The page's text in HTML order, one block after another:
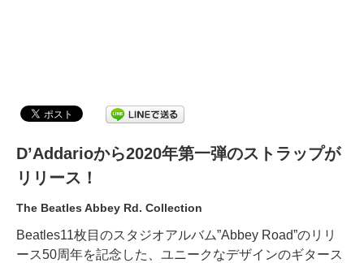
D’Addarioから2020年第一弾のストラップが
リリース！
The Beatles Abbey Rd. Collection
Beatles11枚目のスタジオアルバム”Abbey Road”のリリ
ース50周年を記念した、ユニークなデザインのギタース